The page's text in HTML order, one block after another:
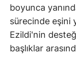
boyunca
sürecinde eşini
Ezildi'nin
başlıklar